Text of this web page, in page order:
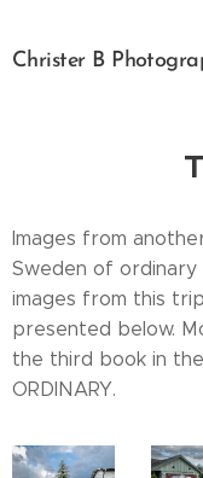
Christer B
Images from
Sweden of
images from this
presented below.
the third book in the
ORDINARY.